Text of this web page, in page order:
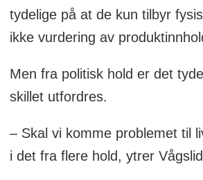
tydelige på at de kun tilbyr
ikke vurdering av
Men fra politisk hold er det
skillet utfordres.
– Skal vi komme problemet til
i det fra flere hold, ytrer